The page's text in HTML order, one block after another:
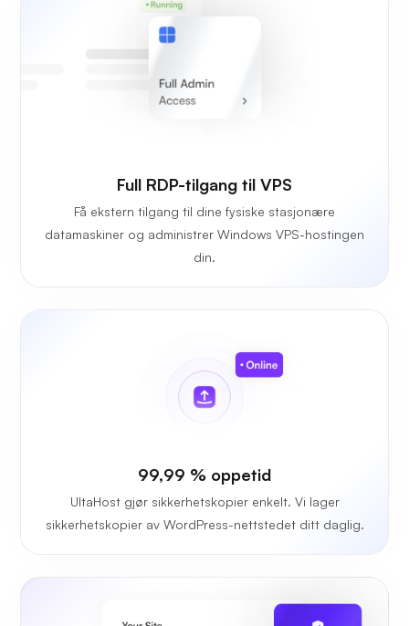
Full RDP-tilgang til VPS
Få ekstern tilgang til dine fysiske stasjonære
datamaskiner og administrer Windows VPS-hostingen
din.
99,99 % oppetid
UltaHost gjør sikkerhetskopier enkelt. Vi lager
sikkerhetskopier av WordPress-nettstedet ditt daglig.